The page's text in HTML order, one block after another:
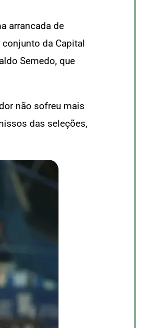
arrancada de
da Capital
Semedo, que
não sofreu mais
das seleções,